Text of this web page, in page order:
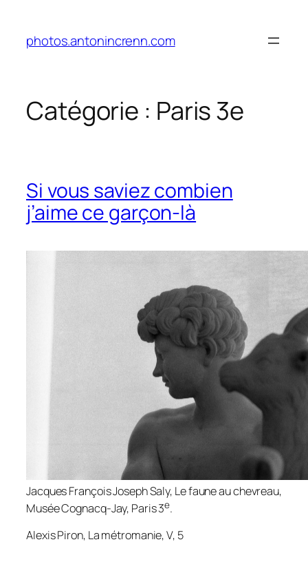
contenu
photos.antonincrenn.com
Catégorie : Paris 3e
Si vous saviez combien
j’aime ce garçon-là
Jacques François Joseph Saly, Le faune au chevreau,
Musée Cognacq-Jay, Paris 3e.
Alexis Piron, La métromanie, V, 5